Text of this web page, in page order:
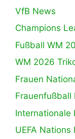
VfB News
Champions
Fußball WM
WM 2026
Frauen
Frauenfußball
Internationale
UEFA Nations